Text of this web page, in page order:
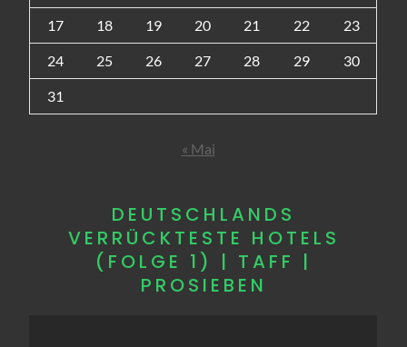
17 18 19 20 21 22 23
24 25 26 27 28 29 30
31
« Mai
DEUTSCHLANDS
VERRÜCKTESTE HOTELS
(FOLGE 1) | TAFF |
PROSIEBEN